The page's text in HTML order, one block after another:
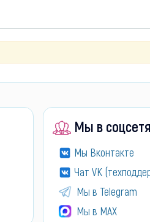
Мы в
Мы Вконтакте
Чат VK
Мы в Telegram
Мы в МАХ